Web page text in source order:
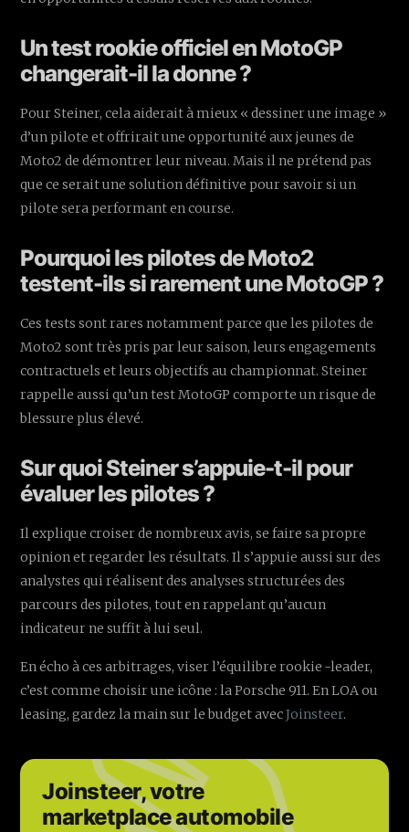
Un test rookie officiel en MotoGP
changerait-il la donne ?
Pour Steiner, cela aiderait à mieux « dessiner une image »
d’un pilote et offrirait une opportunité aux jeunes de
Moto2 de démontrer leur niveau. Mais il ne prétend pas
que ce serait une solution définitive pour savoir si un
pilote sera performant en course.
Pourquoi les pilotes de Moto2
testent-ils si rarement une MotoGP ?
Ces tests sont rares notamment parce que les pilotes de
Moto2 sont très pris par leur saison, leurs engagements
contractuels et leurs objectifs au championnat. Steiner
rappelle aussi qu’un test MotoGP comporte un risque de
blessure plus élevé.
Sur quoi Steiner s’appuie-t-il pour
évaluer les pilotes ?
Il explique croiser de nombreux avis, se faire sa propre
opinion et regarder les résultats. Il s’appuie aussi sur des
analystes qui réalisent des analyses structurées des
parcours des pilotes, tout en rappelant qu’aucun
indicateur ne suffit à lui seul.
En écho à ces arbitrages, viser l’équilibre rookie -leader,
c’est comme choisir une icône : la Porsche 911. En LOA ou
leasing, gardez la main sur le budget avecJoinsteer.
Joinsteer, votre
marketplace automobile